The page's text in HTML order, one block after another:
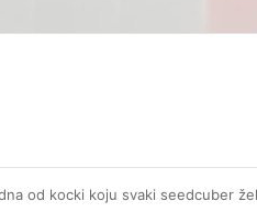
od kocki koju svaki seedcuber